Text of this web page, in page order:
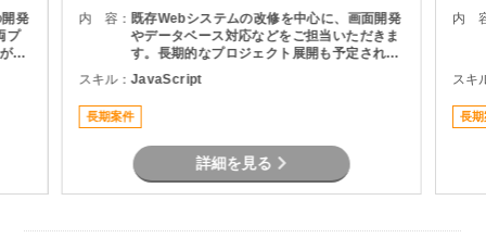
発
プ
で
内 容： 既存Webシステムの改修を中心に、画面開発
やデータベース対応などをご担当いただきま
す。長期的なプロジェクト展開も予定されて
おり、安定して参画いただける環境です。
スキル：JavaScript
長期案件
詳細を見る
内
スキ
長期